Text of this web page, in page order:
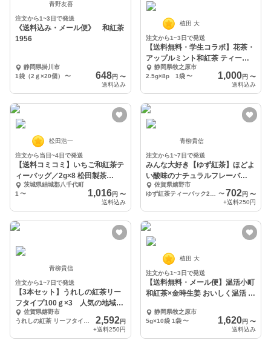
青野友喜
注文から1~3日で発送
《送料込み・メール便》 和紅茶
1956
静岡県掛川市
1袋（2ｇ×20個）
〜 648円 〜
送料込み
植田 大
注文から1~3日で発送
【送料無料・学生コラボ】花茶・
アップルミント和紅茶 ティーバ
ッグ 牧之原
静岡県牧之原市
2.5g×8p 1袋 〜 1,000円 〜
送料込み
松田浩一
注文から当日~4日で発送
【送料コミコミ】いちご和紅茶テ
ィーバッグ／2g×8 松田製茶
TBG-029
茨城県結城郡八千代町
1 〜 1,016円 〜
送料込み
青柳貴信
注文から1~7日で発送
みんな大好き【ゆず紅茶】ほどよ
い酸味のナチュラルフレーバ
ー
佐賀県嬉野市
〜702円 〜
+送料250円
青柳貴信
注文から1~7日で発送
【3本セット】うれしの紅茶リー
フタイプ100ｇ×3 人気の地域特
産品。
佐賀県嬉野市
2,592円
+送料250円
植田 大
注文から1~3日で発送
【送料無料・メール便】温活小町
和紅茶×金時生姜 おいしく温活 静
静岡県牧之原市
5g×10袋 1袋 〜 1,620円 〜
送料込み